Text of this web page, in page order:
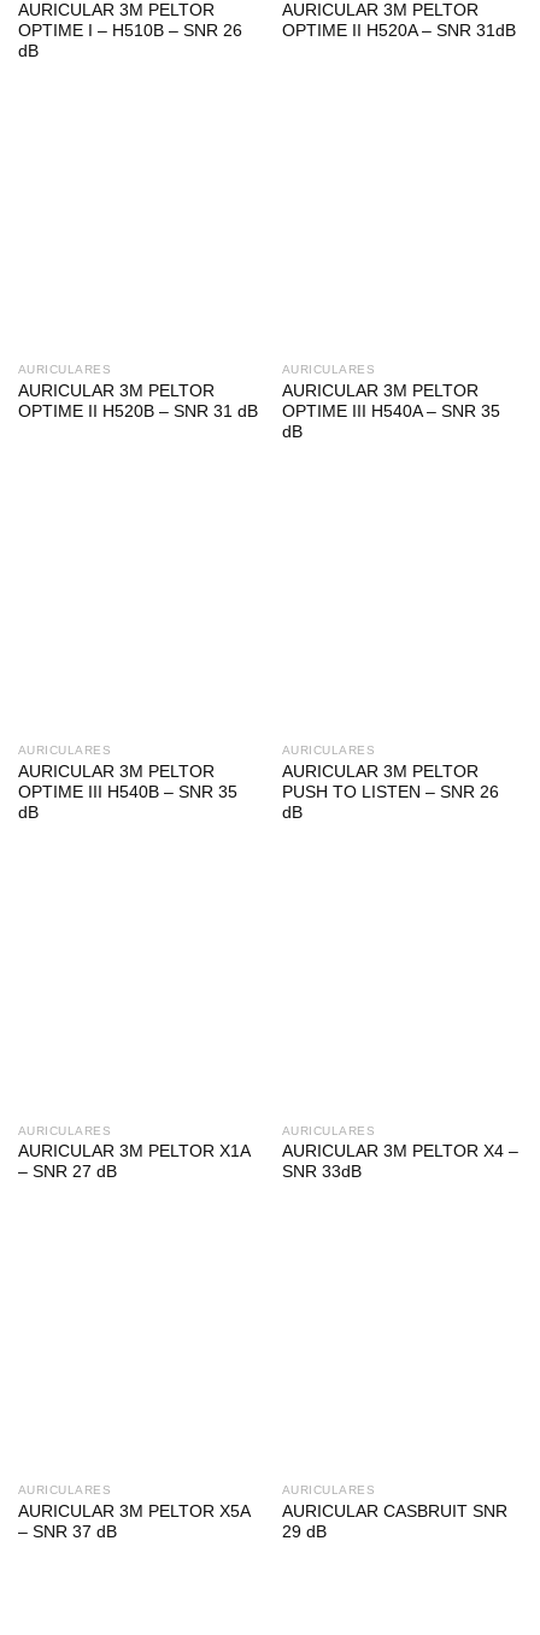
AURICULAR 3M PELTOR
OPTIME I – H510B – SNR 26
dB
AURICULAR 3M PELTOR
OPTIME II H520A – SNR 31dB
AURICULARES
AURICULAR 3M PELTOR
OPTIME II H520B – SNR 31 dB
AURICULARES
AURICULAR 3M PELTOR
OPTIME III H540A – SNR 35
dB
AURICULARES
AURICULAR 3M PELTOR
OPTIME III H540B – SNR 35
dB
AURICULARES
AURICULAR 3M PELTOR
PUSH TO LISTEN – SNR 26
dB
AURICULARES
AURICULAR 3M PELTOR X1A
– SNR 27 dB
AURICULARES
AURICULAR 3M PELTOR X4 –
SNR 33dB
AURICULARES
AURICULAR 3M PELTOR X5A
– SNR 37 dB
AURICULARES
AURICULAR CASBRUIT SNR
29 dB